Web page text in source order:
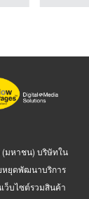
(มหาชน) บริษัทใน
หยุดพัฒนาบริการ
ว็บไซต์รวมสินค้า